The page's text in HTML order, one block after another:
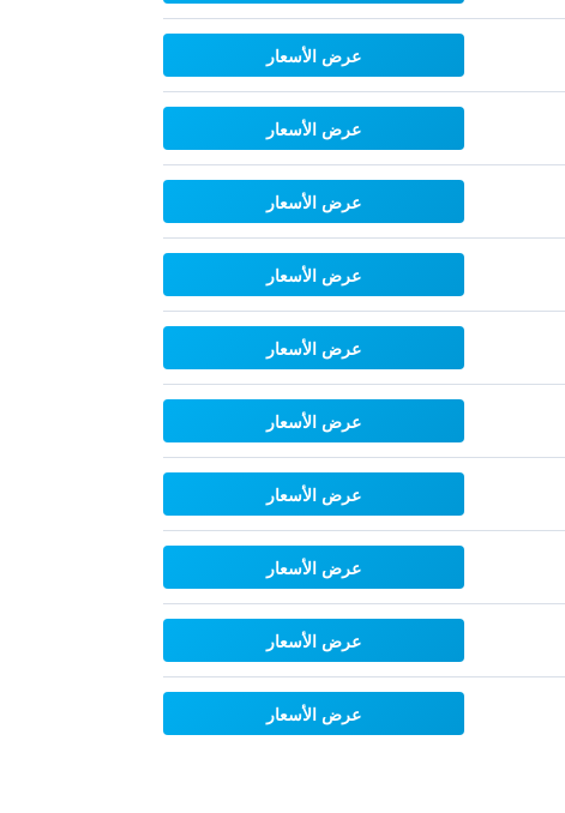
عرض الأسعار
عرض الأسعار
عرض الأسعار
عرض الأسعار
عرض الأسعار
عرض الأسعار
عرض الأسعار
عرض الأسعار
عرض الأسعار
عرض الأسعار